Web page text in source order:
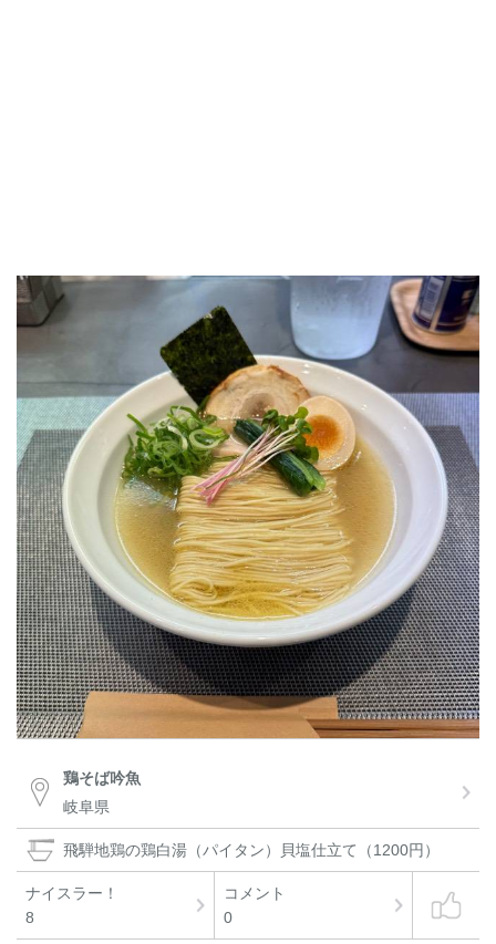
鶏そば吟魚
岐阜県
飛騨地鶏の鶏白湯（パイタン）貝塩仕立て（1200円）
ナイスラー！
8
コメント
0